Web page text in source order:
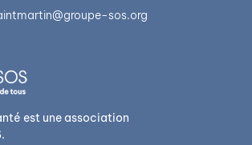
sos.org
est une association